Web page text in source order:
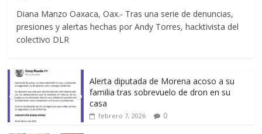
Diana Manzo Oaxaca, Oax.- Tras una serie de denuncias,
presiones y alertas hechas por Andy Torres, hacktivista del
colectivo DLR
Alerta diputada de Morena acoso a su
familia tras sobrevuelo de dron en su
casa
febrero 7, 2026 0